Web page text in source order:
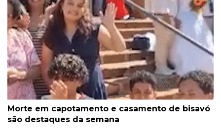
Morte em capotamento e casamento de bisavó
são destaques da semana